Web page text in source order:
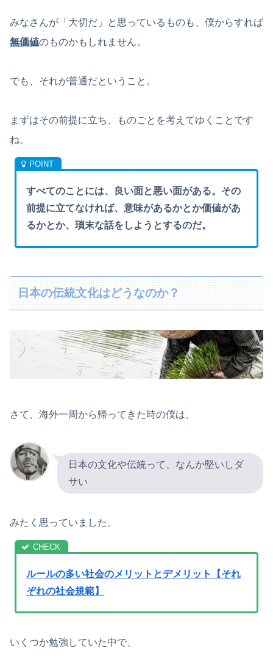
みなさんが「大切だ」と思っているものも、僕からすれば
無価値のものかもしれません。
でも、それが普通だということ。
まずはその前提に立ち、ものごとを考えてゆくことです
ね。
すべてのことには、良い面と悪い面がある。その
前提に立てなければ、意味があるかとか価値があ
るかとか、瑣末な話をしようとするのだ。
日本の伝統文化はどうなのか？
さて、海外一周から帰ってきた時の僕は、
日本の文化や伝統って、なんか堅いしダ
サい
みたく思っていました。
ルールの多い社会のメリットとデメリット【それ
ぞれの社会規範】
いくつか勉強していた中で、